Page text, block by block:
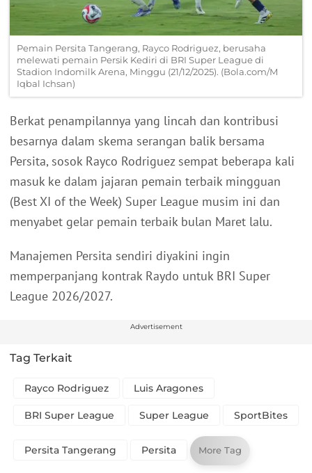
Pemain Persita Tangerang, Rayco Rodriguez, berusaha
melewati pemain Persik Kediri di BRI Super League di
Stadion Indomilk Arena, Minggu (21/12/2025). (Bola.com/M
Iqbal Ichsan)
Berkat penampilannya yang lincah dan kontribusi
besarnya dalam skema serangan balik bersama
Persita, sosok Rayco Rodriguez sempat beberapa kali
masuk ke dalam jajaran pemain terbaik mingguan
(Best XI of the Week) Super League musim ini dan
menyabet gelar pemain terbaik bulan Maret lalu.
Manajemen Persita sendiri diyakini ingin
memperpanjang kontrak Raydo untuk BRI Super
League 2026/2027.
Advertisement
Tag Terkait
Rayco Rodriguez Luis Aragones
BRI Super League Super League SportBites
Persita Tangerang Persita More Tag